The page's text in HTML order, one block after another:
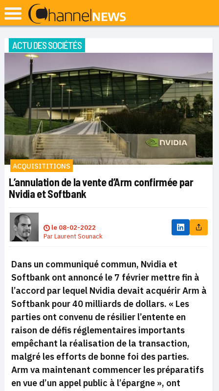
ACTU DES SOCIÉTÉS
ACQUISITITIONS
L’annulation de la vente d’Arm confirmée par
Nvidia et Softbank
le 08-02-2022
ParLaurent Sounack
Dans un communiqué commun, Nvidia et
Softbank ont annoncé le 7 février mettre fin à
l’accord par lequel Nvidia devait acquérir Arm à
Softbank pour 40 milliards de dollars. « Les
parties ont convenu de résilier l’entente en
raison de défis réglementaires importants
empêchant la réalisation de la transaction,
malgré les efforts de bonne foi des parties.
Arm va maintenant commencer les préparatifs
en vue d’un appel public à l’épargne », ont